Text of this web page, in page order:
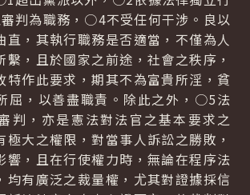
判為職務，○4不受任何干涉。良以
直，其執行職務是否適當，不僅為人
繫，且於國家之前途，社會之秩序，
特作此要求，期其不為富貴所淫，貧
屈，以善盡職責。除此之外，○5法
判，亦是憲法對法官之基本要求之
極大之權限，對當事人訴訟之勝敗，
響，且在行使權力時，無論在程序法
均有廣泛之裁量權，尤其對證據採信